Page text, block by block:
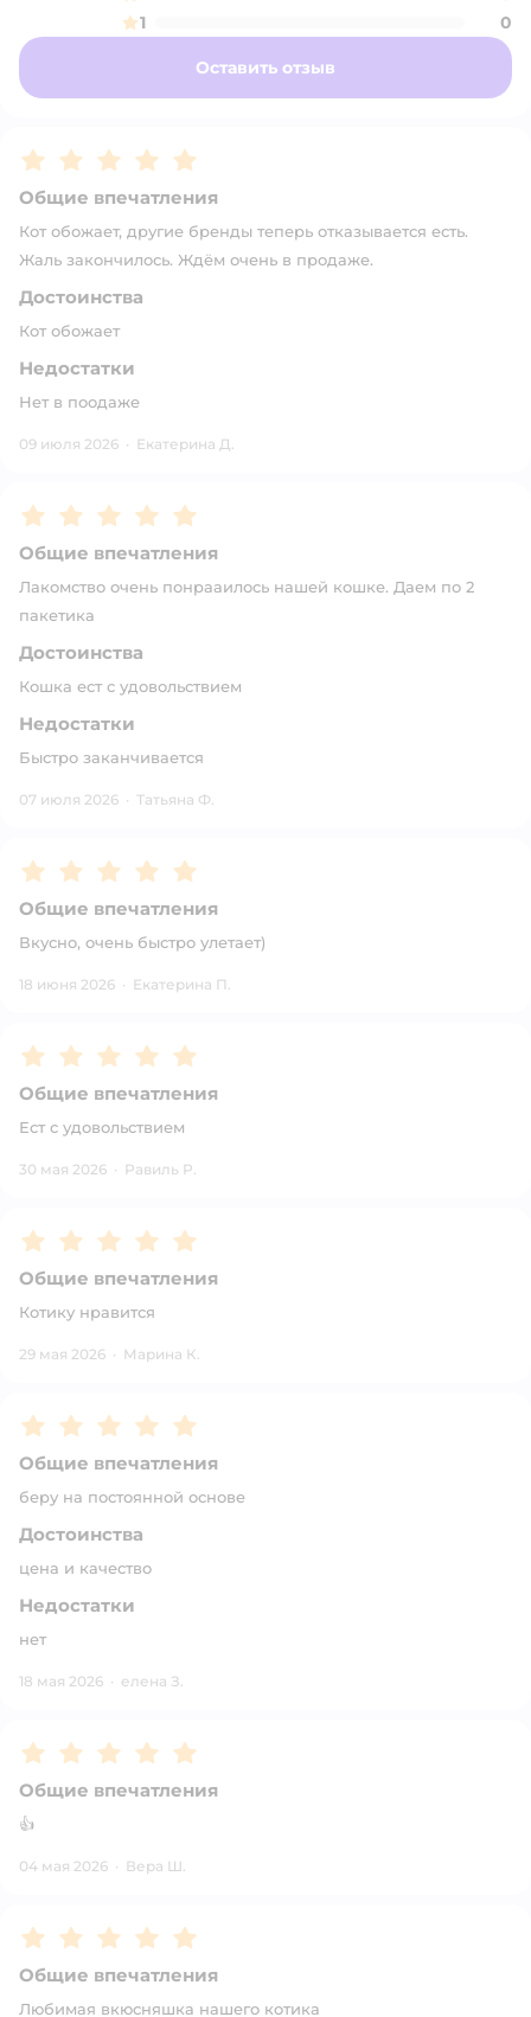
1
0
Оставить отзыв
Рейтинг:5
Общие впечатления
Кот обожает, другие бренды теперь отказывается есть.
Жаль закончилось. Ждём очень в продаже.
Достоинства
Кот обожает
Недостатки
Нет в поодаже
09 июля 2026 · Екатерина Д.
Рейтинг:5
Общие впечатления
Лакомство очень понрааилось нашей кошке. Даем по 2
пакетика
Достоинства
Кошка ест с удовольствием
Недостатки
Быстро заканчивается
07 июля 2026 · Татьяна Ф.
Рейтинг:5
Общие впечатления
Вкусно, очень быстро улетает)
18 июня 2026 · Екатерина П.
Рейтинг:5
Общие впечатления
Ест с удовольствием
30 мая 2026 · Равиль Р.
Рейтинг:5
Общие впечатления
Котику нравится
29 мая 2026 · Марина К.
Рейтинг:5
Общие впечатления
беру на постоянной основе
Достоинства
цена и качество
Недостатки
нет
18 мая 2026 · елена З.
Рейтинг:5
Общие впечатления
👍
04 мая 2026 · Вера Ш.
Рейтинг:5
Общие впечатления
Любимая вкюсняшка нашего котика